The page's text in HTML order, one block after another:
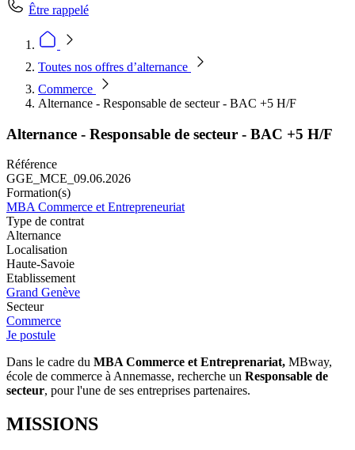
Être rappelé
Toutes nos offres d’alternance
Commerce
Alternance - Responsable de secteur - BAC +5 H/F
Alternance - Responsable de secteur - BAC +5 H/F
Référence
GGE_MCE_09.06.2026
Formation(s)
MBA Commerce et Entrepreneuriat
Type de contrat
Alternance
Localisation
Haute-Savoie
Etablissement
Grand Genève
Secteur
Commerce
Je postule
Dans le cadre du MBA Commerce et Entreprenariat, MBway,
école de commerce à Annemasse, recherche un Responsable de
secteur, pour l'une de ses entreprises partenaires.
MISSIONS